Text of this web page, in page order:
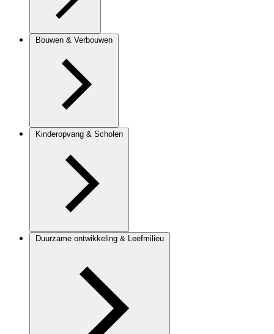
Bouwen & Verbouwen
Kinderopvang & Scholen
Duurzame ontwikkeling & Leefmilieu